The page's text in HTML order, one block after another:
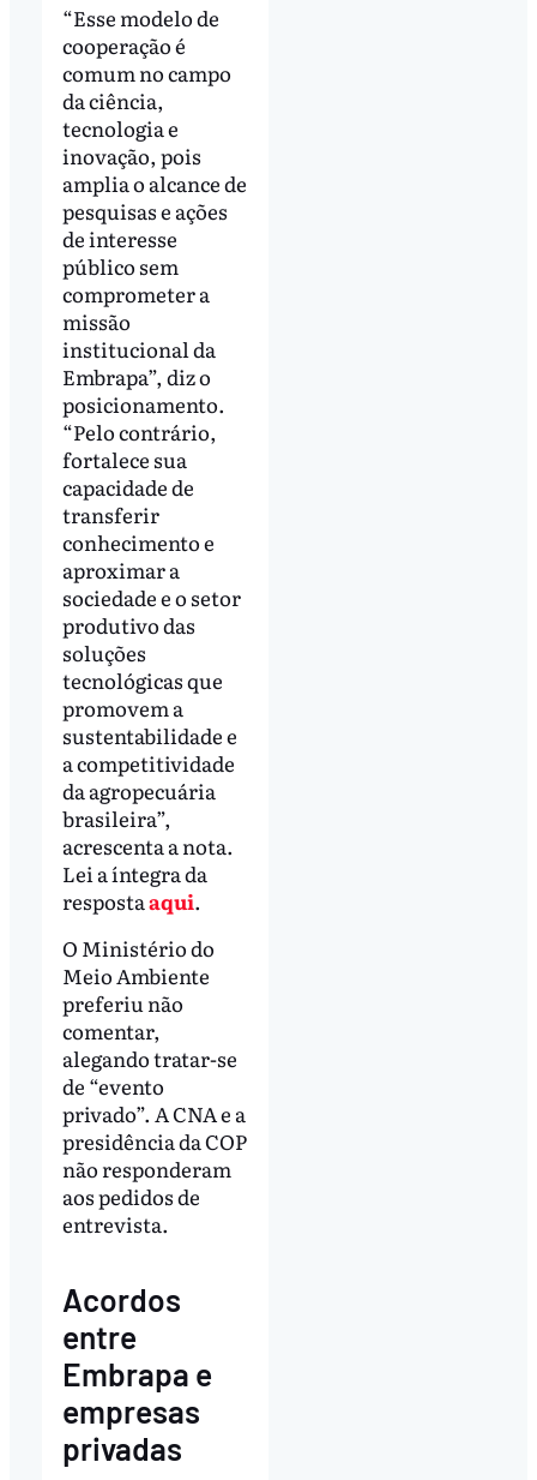
“Esse modelo de
cooperação é
comum no campo
da ciência,
tecnologia e
inovação, pois
amplia o alcance de
pesquisas e ações
de interesse
público sem
comprometer a
missão
institucional da
Embrapa”, diz o
posicionamento.
“Pelo contrário,
fortalece sua
capacidade de
transferir
conhecimento e
aproximar a
sociedade e o setor
produtivo das
soluções
tecnológicas que
promovem a
sustentabilidade e
a competitividade
da agropecuária
brasileira”,
acrescenta a nota.
Lei a íntegra da
respostaaqui.
O Ministério do
Meio Ambiente
preferiu não
comentar,
alegando tratar-se
de “evento
privado”. A CNA e a
presidência da COP
não responderam
aos pedidos de
entrevista.
Acordos
entre
Embrapa e
empresas
privadas